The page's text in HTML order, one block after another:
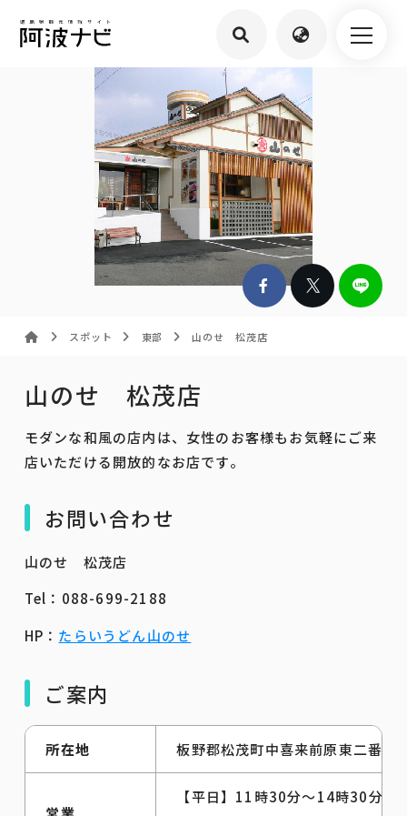
スポット 東部 山のせ 松茂店
山のせ 松茂店
モダンな和風の店内は、女性のお客様もお気軽にご来
店いただける開放的なお店です。
お問い合わせ
山のせ 松茂店
Tel：088-699-2188
HP： たらいうどん山のせ
ご案内
所在地 板野郡松茂町中喜来前原東二番越1
【平日】11時30分～14時30分